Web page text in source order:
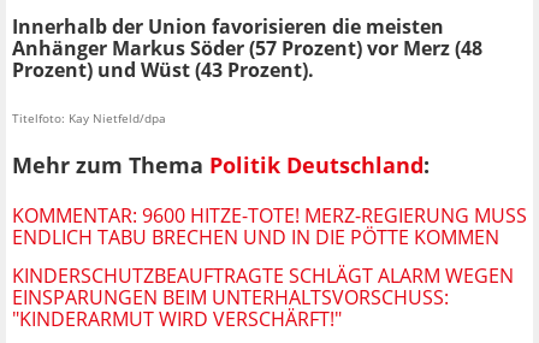
Innerhalb der Union favorisieren die meisten
Anhänger Markus Söder (57 Prozent) vor Merz (48
Prozent) und Wüst (43 Prozent).
Titelfoto: Kay Nietfeld/dpa
Mehr zum Thema Politik Deutschland:
KOMMENTAR: 9600 HITZE-TOTE! MERZ-REGIERUNG MUSS
ENDLICH TABU BRECHEN UND IN DIE PÖTTE KOMMEN
KINDERSCHUTZBEAUFTRAGTE SCHLÄGT ALARM WEGEN
EINSPARUNGEN BEIM UNTERHALTSVORSCHUSS:
"KINDERARMUT WIRD VERSCHÄRFT!"